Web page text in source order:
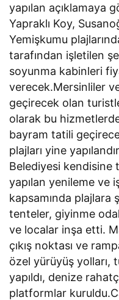
yapılan açıklamaya
Yapraklı Koy,
Yemişkumu
tarafından işletilen
soyunma kabinleri
verecek.Mersinliler
geçirecek olan
olarak bu
bayram tatili
plajları yine
Belediyesi kendisine
yapılan yenileme ve
kapsamında plajlara
tenteler, giyinme
ve localar inşa etti.
çıkış noktası ve
özel yürüyüş yolları,
yapıldı, denize
platformlar